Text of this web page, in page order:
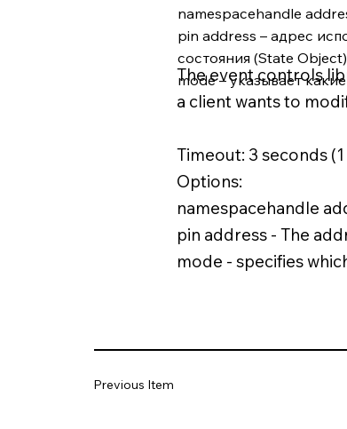
namespacehandle
pin address – адрес
состояния (State
mode – указывает
The event controls
a client wants to
Timeout: 3 seconds
Options:
namespacehandle
pin address - The
mode - specifies
Previous Item